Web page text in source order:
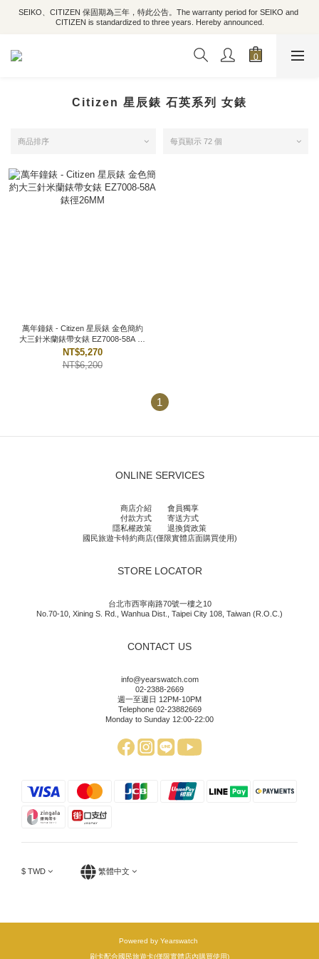
SEIKO、CITIZEN 保固期為三年，特此公告。The warranty period for SEIKO and
CITIZEN is standardized to three years. Hereby announced.
Citizen 星辰錶 石英系列 女錶
商品排序 每頁顯示 72 個
萬年鐘錶 - Citizen 星辰錶 金色簡約
大三針米蘭錶帶女錶 EZ7008-58A 錶
徑26MM
NT$5,270
NT$6,200
1
ONLINE SERVICES
商店介紹
會員獨享
付款方式
寄送方式
隱私權政策
退換貨政策
國民旅遊卡特約商店(僅限實體店面購買使用)
STORE LOCATOR
台北市西寧南路70號一樓之10
No.70-10, Xining S. Rd., Wanhua Dist., Taipei City 108, Taiwan (R.O.C.)
CONTACT US
info@yearswatch.com
02-2388-2669
週一至週日 12PM-10PM
Telephone 02-23882669
Monday to Sunday 12:00-22:00
$ TWD 繁體中文
Powered by Yearswatch
刷卡配合國民旅遊卡(僅限實體店內購買使用)